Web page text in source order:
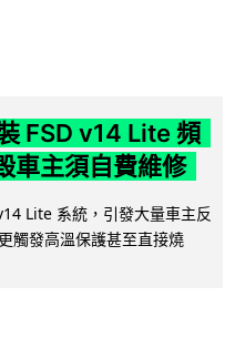
FSD v14 Lite 頻
車主須自費維修
Lite 系統，引發大量車主反
觸發高溫保護甚至直接燒